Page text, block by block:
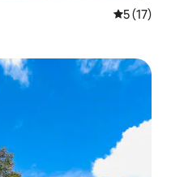
5 (17)
appréciés